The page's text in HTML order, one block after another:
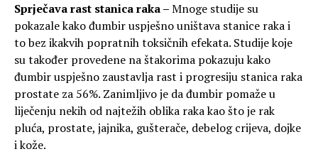
Sprječava rast stanica raka –Mnoge studije su
pokazale kako đumbir uspješno uništava stanice raka i
to bez ikakvih popratnih toksičnih efekata. Studije koje
su također provedene na štakorima pokazuju kako
đumbir uspješno zaustavlja rast i progresiju stanica raka
prostate za 56%. Zanimljivo je da đumbir pomaže u
liječenju nekih od najtežih oblika raka kao što je rak
pluća, prostate, jajnika, gušterače, debelog crijeva, dojke
i kože.